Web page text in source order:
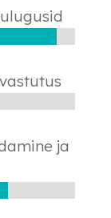
ja